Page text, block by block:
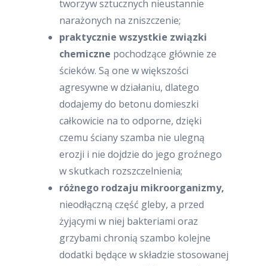
tworzyw sztucznych nieustannie
narażonych na zniszczenie;
praktycznie wszystkie związki
chemiczne pochodzące głównie ze
ścieków. Są one w większości
agresywne w działaniu, dlatego
dodajemy do betonu domieszki
całkowicie na to odporne, dzięki
czemu ściany szamba nie ulegną
erozji i nie dojdzie do jego groźnego
w skutkach rozszczelnienia;
różnego rodzaju mikroorganizmy,
nieodłączną część gleby, a przed
żyjącymi w niej bakteriami oraz
grzybami chronią szambo kolejne
dodatki będące w składzie stosowanej